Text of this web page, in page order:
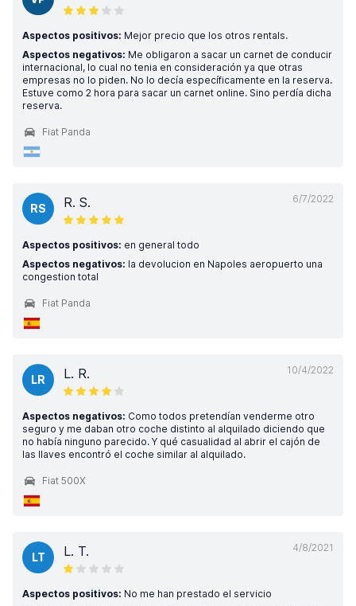
Aspectos positivos: Mejor precio que los otros rentals.
Aspectos negativos: Me obligaron a sacar un carnet de conducir
internacional, lo cual no tenia en consideración ya que otras
empresas no lo piden. No lo decía específicamente en la reserva.
Estuve como 2 hora para sacar un carnet online. Sino perdía dicha
reserva.
Fiat Panda
6/7/2022
RS R. S.
Aspectos positivos: en general todo
Aspectos negativos: la devolucion en Napoles aeropuerto una
congestion total
Fiat Panda
10/4/2022
LR L. R.
Aspectos negativos: Como todos pretendían venderme otro
seguro y me daban otro coche distinto al alquilado diciendo que
no había ninguno parecido. Y qué casualidad al abrir el cajón de
las llaves encontró el coche similar al alquilado.
Fiat 500X
4/8/2021
LT L. T.
Aspectos positivos: No me han prestado el servicio